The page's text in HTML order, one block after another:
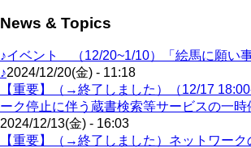
News & Topics
♪イベント （12/20~1/10）「絵馬に願い
♪2024/12/20(金) - 11:18
【重要】（→終了しました）（12/17
ーク停止に伴う蔵書検索等サービスの一時
2024/12/13(金) - 16:03
【重要】（→終了しました）ネットワーク